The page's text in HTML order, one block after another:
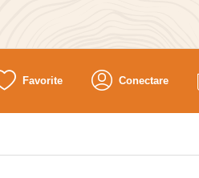
Favorite Conectare